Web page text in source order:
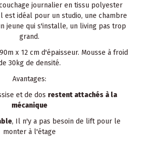
journalier en tissu polyester
est idéal pour un studio, une chambre
jeune qui s'installe, un living pas trop
grand.
x 12 cm d'épaisseur. Mousse à froid
30kg de densité.
Avantages:
et de dos restent attachés à la
mécanique
, Il n'y a pas besoin de lift pour le
monter à l'étage